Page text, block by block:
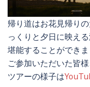
帰り道はお花見帰り
っくりと夕日に映え
堪能することができま
ご参加いただいた皆
ツアーの様子は